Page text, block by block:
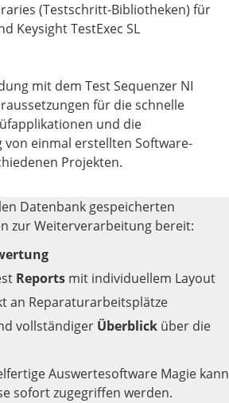
(Testschritt-Bibliotheken) für
Keysight TestExec SL
mit dem Test Sequenzer NI
für die schnelle
und die
einmal erstellten Software-
Projekten.
Datenbank gespeicherten
zur Weiterverarbeitung bereit:
Reports mit individuellem Layout
an Reparaturarbeitsplätze
vollständiger Überblick über die
Auswertesoftware Magie kann
sofort zugegriffen werden.